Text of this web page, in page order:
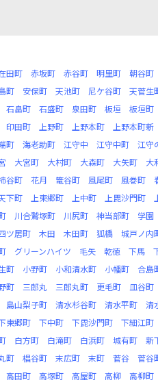
田町 赤坂町 赤谷町 明里町 朝谷町
町 安保町 天池町 尼ケ谷町 天菅生
石畠町 石盛町 泉田町 板垣 板垣町
印田町 上野町 上野本町 上野本町新
町 海老助町 江守中 江守中町 江守
大宮町 大村町 大森町 大矢町 大
谷町 花月 篭谷町 風尾町 風巻町
下町 上東郷町 上中町 上毘沙門町
川合鷲塚町 川尻町 神当部町 学園
ツ居町 木田 木田町 狐橋 城戸ノ内
グリーンハイツ 毛矢 乾徳 下馬
町 小野町 小和清水町 小幡町 合島
町 三郎丸 三郎丸町 更毛町 皿谷町
島山梨子町 清水杉谷町 清水平町 清
東郷町 下中町 下毘沙門町 下細江町
白方町 白滝町 白浜町 城有町 新
町 椙谷町 末広町 末町 菅谷 菅谷
高田町 高塚町 高屋町 高柳 高柳町